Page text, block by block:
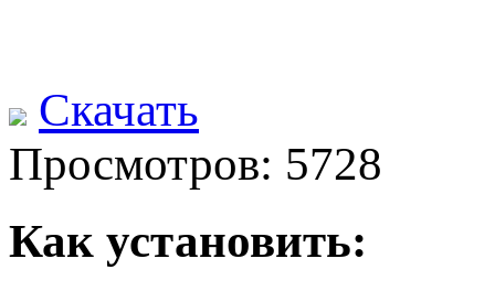
Скачать
Просмотров: 5728
Как установить: